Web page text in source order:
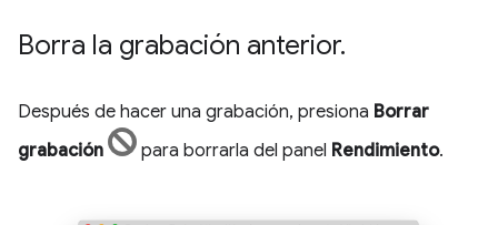
Borra la grabación anterior.
Después de hacer una grabación, presiona Borrar
grabación
para borrarla del panel Rendimiento.